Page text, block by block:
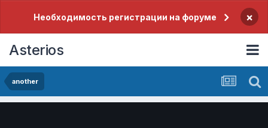
Необходимость регистрации на форуме ×
Asterios
another